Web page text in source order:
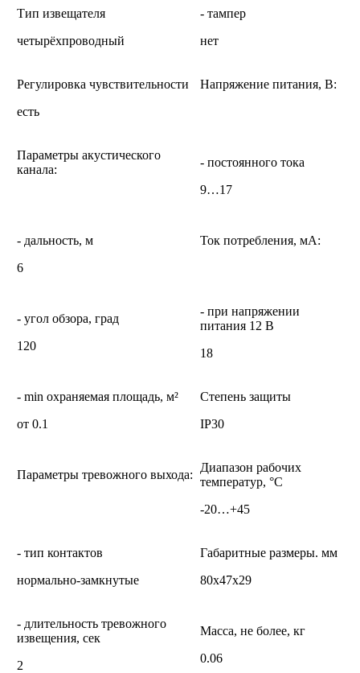
Тип извещателя
четырёхпроводный
- тампер
нет
Регулировка чувствительности
есть
Напряжение питания, B:
Параметры акустического
канала:
- постоянного тока
9…17
- дальность, м
6
Ток потребления, мА:
- угол обзора, град
120
- при напряжении
питания 12 В
18
- min охраняемая площадь, м²
от 0.1
Степень защиты
IP30
Параметры тревожного выхода:
Диапазон рабочих
температур, °С
-20…+45
- тип контактов
нормально-замкнутые
Габаритные размеры. мм
80х47х29
- длительность тревожного
извещения, сек
2
Масса, не более, кг
0.06